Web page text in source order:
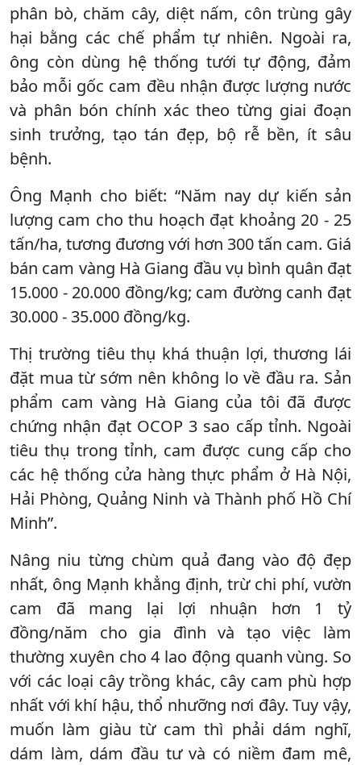
phân bò, chăm cây, diệt nấm, côn trùng gây
hại bằng các chế phẩm tự nhiên. Ngoài ra,
ông còn dùng hệ thống tưới tự động, đảm
bảo mỗi gốc cam đều nhận được lượng nước
và phân bón chính xác theo từng giai đoạn
sinh trưởng, tạo tán đẹp, bộ rễ bền, ít sâu
bệnh.
Ông Mạnh cho biết: “Năm nay dự kiến sản
lượng cam cho thu hoạch đạt khoảng 20 - 25
tấn/ha, tương đương với hơn 300 tấn cam. Giá
bán cam vàng Hà Giang đầu vụ bình quân đạt
15.000 - 20.000 đồng/kg; cam đường canh đạt
30.000 - 35.000 đồng/kg.
Thị trường tiêu thụ khá thuận lợi, thương lái
đặt mua từ sớm nên không lo về đầu ra. Sản
phẩm cam vàng Hà Giang của tôi đã được
chứng nhận đạt OCOP 3 sao cấp tỉnh. Ngoài
tiêu thụ trong tỉnh, cam được cung cấp cho
các hệ thống cửa hàng thực phẩm ở Hà Nội,
Hải Phòng, Quảng Ninh và Thành phố Hồ Chí
Minh”.
Nâng niu từng chùm quả đang vào độ đẹp
nhất, ông Mạnh khẳng định, trừ chi phí, vườn
cam đã mang lại lợi nhuận hơn 1 tỷ
đồng/năm cho gia đình và tạo việc làm
thường xuyên cho 4 lao động quanh vùng. So
với các loại cây trồng khác, cây cam phù hợp
nhất với khí hậu, thổ nhưỡng nơi đây. Tuy vậy,
muốn làm giàu từ cam thì phải dám nghĩ,
dám làm, dám đầu tư và có niềm đam mê,